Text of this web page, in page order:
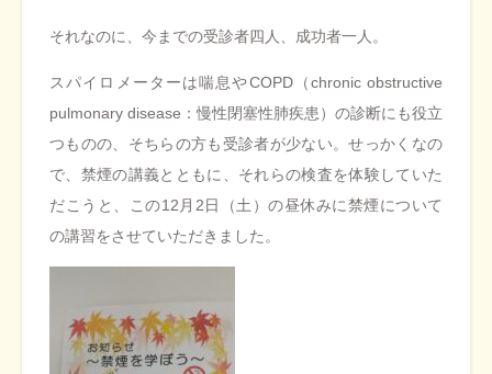
それなのに、今までの受診者四人、成功者一人。
スパイロメーターは喘息やCOPD（chronic obstructive
pulmonary disease：慢性閉塞性肺疾患）の診断にも役立
つものの、そちらの方も受診者が少ない。せっかくなの
で、禁煙の講義とともに、それらの検査を体験していた
だこうと、この12月2日（土）の昼休みに禁煙について
の講習をさせていただきました。